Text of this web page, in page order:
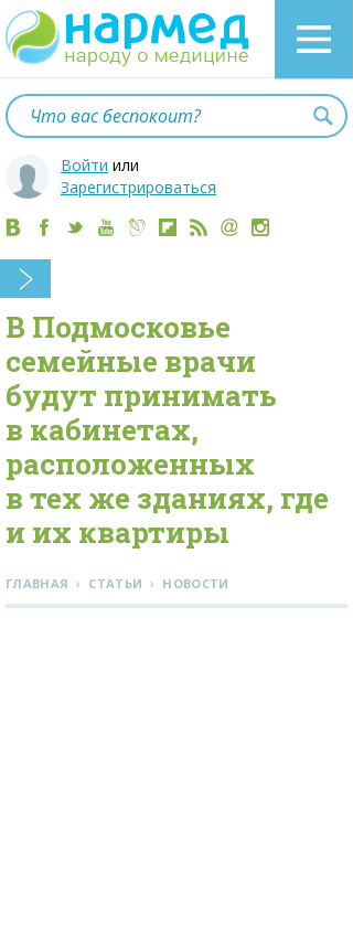
Войти или
Зарегистрироваться
В Подмосковье
семейные врачи
будут принимать
в кабинетах,
расположенных
в тех же зданиях, где
и их квартиры
ГЛАВНАЯ › СТАТЬИ › НОВОСТИ